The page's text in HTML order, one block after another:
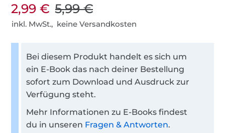
2,99 € 5,99 €
inkl. MwSt., keine Versandkosten
Bei diesem Produkt handelt es sich um
ein E-Book das nach deiner Bestellung
sofort zum Download und Ausdruck zur
Verfügung steht.
Mehr Informationen zu E-Books findest
du in unseren Fragen & Antworten.